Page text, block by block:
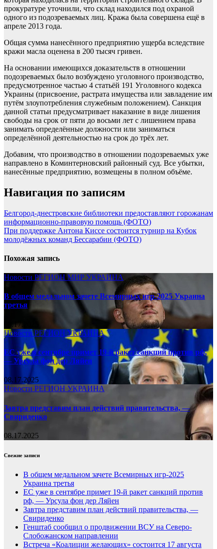
прокуратуре уточнили, что склад находился под охраной
одного из подозреваемых лиц. Кража была совершена ещё в
апреле 2013 года.
Общая сумма нанесённого предприятию ущерба вследствие
кражи масла оценена в 200 тысяч гривен.
На основании имеющихся доказательств в отношении
подозреваемых было возбуждено уголовного производство,
предусмотренное частью 4 статьёй 191 Уголовного кодекса
Украины (присвоение, растрата имущества или завладение им
путём злоупотребления служебным положением). Санкция
данной статьи предусматривает наказание в виде лишения
свободы на срок от пяти до восьми лет с лишением права
занимать определённые должности или заниматься
определённой деятельностью на срок до трёх лет.
Добавим, что производство в отношении подозреваемых уже
направлено в Коминтерновский районный суд. Все убытки,
нанесённые предприятию, возмещены в полном объёме.
Навигация по записям
Белгород-днестровские библиотеки предоставляют горожанам
информационно-правовую помощь (ФОТО)
При поддержке Антона Киссе состоится турнир на Кубок
молодёжных команд Бессарабии (ФОТО)
Похожая запись
Новости РЕГИОНМИР УКРАИНА
В общем медальном зачете Всемирных игр-2025 Украина
третья
08.17.2025
НовостиРЕГИОНУКРАИНА
ЕС уже в сентябре примет 19-й ракет санкций против рф,
— Урсула фон дер Ляйен
08.17.2025
Новости РЕГИОН УКРАИНА
Завтра представим план действий правительства, —
Свириденко
08.17.2025
Свежие записи
В общем медальном зачете Всемирных игр-2025
Украина третья
ЕС уже в сентябре примет 19-й ракет санкций против
рф, — Урсула фон дер Ляйен
Завтра представим план действий правительства, —
Свириденко
Генштаб сообщил о продвижении ВСУ на Северо-
Слобожанском направлении
Встреча «Коалиции желающих» состоится 17 августа